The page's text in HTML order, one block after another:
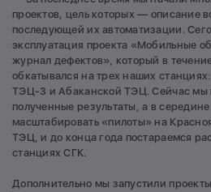
проектов, цель которых — описание
последующей их автоматизации.
эксплуатация проекта «Мобильные
журнал дефектов», который в
обкатывался на трех наших
ТЭЦ-3 и Абаканской ТЭЦ. Сейчас мы
полученные результаты, а в
масштабировать «пилоты» на
ТЭЦ, и до конца года постараемся
станциях СГК.
Дополнительно мы запустили